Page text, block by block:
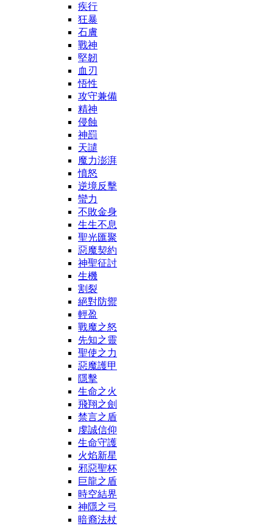
疾行
狂暴
石膚
戰神
堅韌
血刃
悟性
攻守兼備
精神
侵蝕
神罰
天譴
魔力澎湃
憤怒
逆境反擊
蠻力
不敗金身
生生不息
聖光匯聚
惡魔契約
神聖征討
生機
割裂
絕對防禦
輕盈
戰魔之怒
先知之靈
聖使之力
惡魔護甲
隱擊
生命之火
飛翔之劍
禁言之盾
虔誠信仰
生命守護
火焰新星
邪惡聖杯
巨龍之盾
時空結界
神隱之弓
暗裔法杖